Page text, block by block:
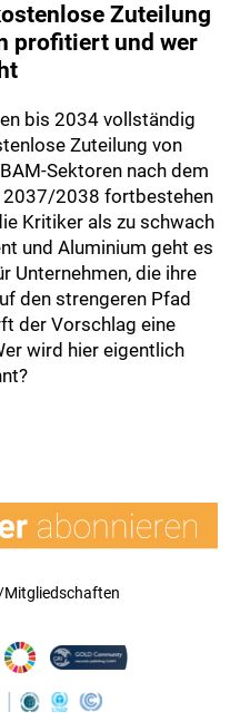
Zuteilung
profitiert und wer
bis 2034 vollständig
Zuteilung von
Sektoren nach dem
2038 fortbestehen
Kritiker als zu schwach
und Aluminium geht es
Unternehmen, die ihre
den strengeren Pfad
der Vorschlag eine
wird hier eigentlich